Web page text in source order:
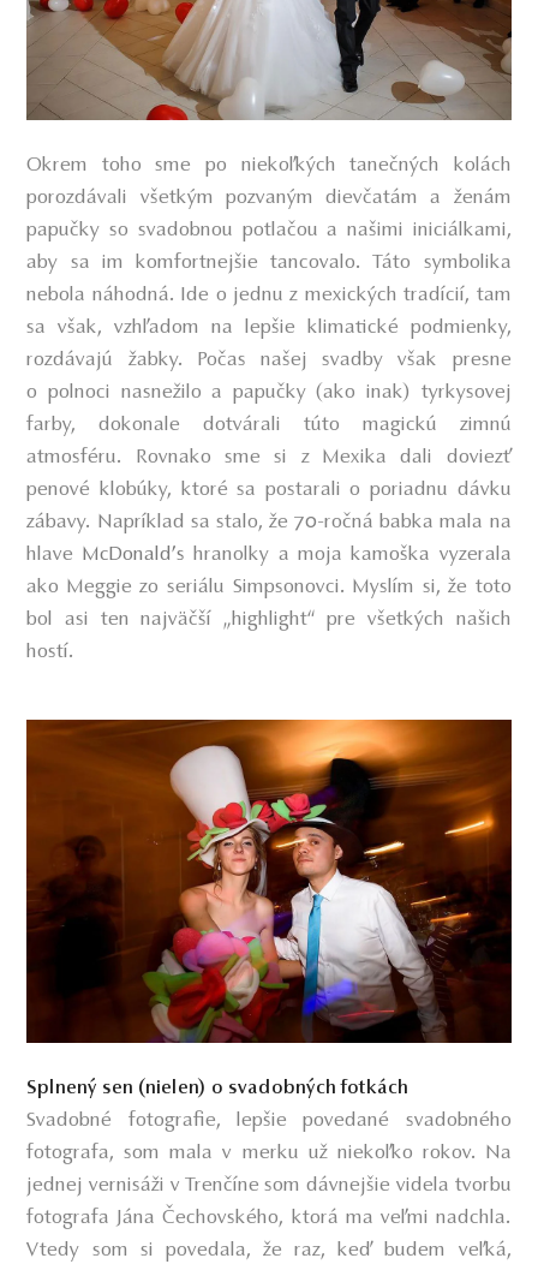
Okrem toho sme po niekoľkých tanečných kolách
porozdávali všetkým pozvaným dievčatám a ženám
papučky so svadobnou potlačou a našimi iniciálkami,
aby sa im komfortnejšie tancovalo. Táto symbolika
nebola náhodná. Ide o jednu z mexických tradícií, tam
sa však, vzhľadom na lepšie klimatické podmienky,
rozdávajú žabky. Počas našej svadby však presne
o polnoci nasnežilo a papučky (ako inak) tyrkysovej
farby, dokonale dotvárali túto magickú zimnú
atmosféru. Rovnako sme si z Mexika dali doviezť
penové klobúky, ktoré sa postarali o poriadnu dávku
zábavy. Napríklad sa stalo, že 70-ročná babka mala na
hlave McDonald’s hranolky a moja kamoška vyzerala
ako Meggie zo seriálu Simpsonovci. Myslím si, že toto
bol asi ten najväčší „highlight“ pre všetkých našich
hostí.
Splnený sen (nielen) o svadobných fotkách
Svadobné fotografie, lepšie povedané svadobného
fotografa, som mala v merku už niekoľko rokov. Na
jednej vernisáži v Trenčíne som dávnejšie videla tvorbu
fotografa Jána Čechovského, ktorá ma veľmi nadchla.
Vtedy som si povedala, že raz, keď budem veľká,